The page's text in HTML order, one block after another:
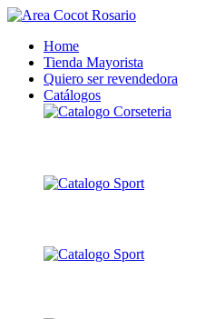
Home
Tienda Mayorista
Quiero ser revendedora
Catálogos